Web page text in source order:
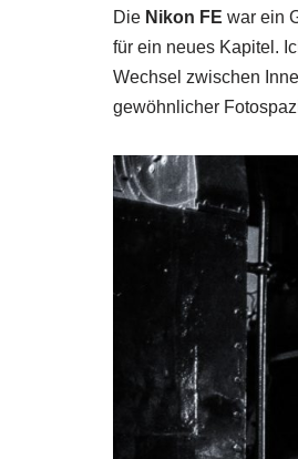
Die Nikon FE war ein
für ein neues Kapitel.
Wechsel zwischen
gewöhnlicher